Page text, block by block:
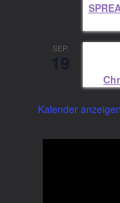
SEP.
Kalender anzeigen